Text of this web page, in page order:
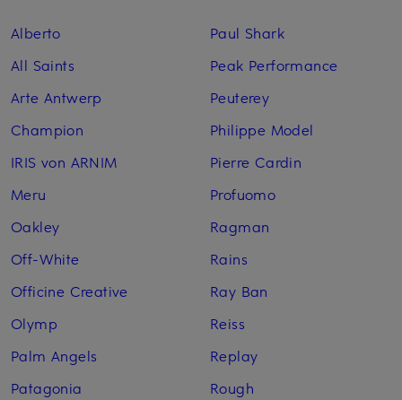
Alberto
All Saints
Arte Antwerp
Champion
IRIS von ARNIM
Meru
Oakley
Off-White
Officine Creative
Olymp
Palm Angels
Patagonia
Paul Shark
Peak Performance
Peuterey
Philippe Model
Pierre Cardin
Profuomo
Ragman
Rains
Ray Ban
Reiss
Replay
Rough